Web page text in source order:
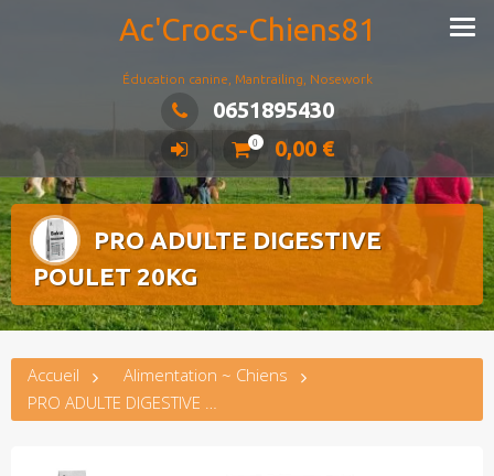
Ac'Crocs-Chiens81
Éducation canine, Mantrailing, Nosework
0651895430
0 0,00 €
PRO ADULTE DIGESTIVE
POULET 20KG
Accueil
Alimentation ~ Chiens
PRO ADULTE DIGESTIVE POULET 20KG